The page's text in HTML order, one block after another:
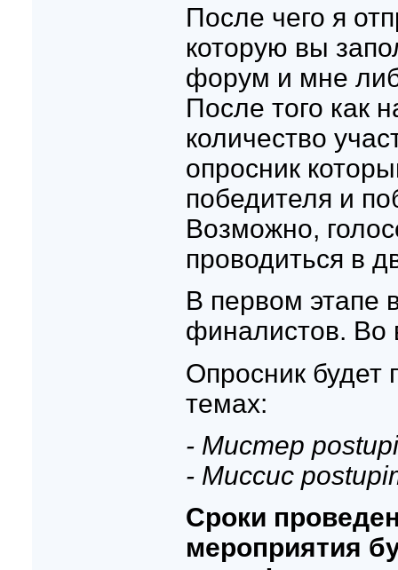
После чего я
которую вы
форум и мне
После того как
количество
опросник
победителя и
Возможно,
проводиться в
В первом этапе
финалистов. Во
Опросник будет
темах:
- Мистер
- Миссис
Сроки
мероприятия